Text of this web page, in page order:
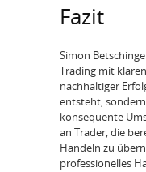
Fazit
Simon
Trading mit
nachhaltiger
entsteht,
konsequente
an Trader, die
Handeln zu
professionelles